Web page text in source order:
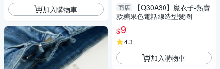
加入購物車 商店
【Q30A30】魔衣子-熱賣
款糖果色電話線造型髮圈
$9
4.3
加入購物車